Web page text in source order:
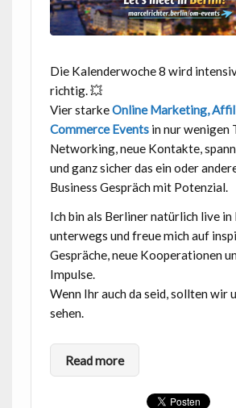
Die Kalenderwoche 8 wird
richtig. 💥
Vier starkeOnline Marketing,
Commerce Eventsin nur wenigen
Networking, neue Kontakte,
und ganz sicher das ein oder
Business Gespräch mit Potenzial.
Ich bin als Berliner natürlich live in
unterwegs und freue mich auf
Gespräche, neue Kooperationen
Impulse.
Wenn Ihr auch da seid, sollten wir
sehen.
Read more